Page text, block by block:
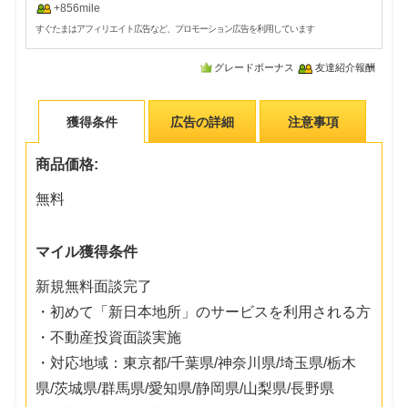
+856mile
すぐたまはアフィリエイト広告など、プロモーション広告を利用しています
グレードボーナス 友達紹介報酬
獲得条件 広告の詳細 注意事項
商品価格:
無料
マイル獲得条件
新規無料面談完了
・初めて「新日本地所」のサービスを利用される方
・不動産投資面談実施
・対応地域：東京都/千葉県/神奈川県/埼玉県/栃木
県/茨城県/群馬県/愛知県/静岡県/山梨県/長野県